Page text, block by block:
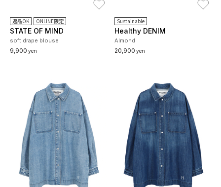
返品OK ONLINE限定
STATE OF MIND
soft drape blouse
9,900 yen
Sustainable
Healthy DENIM
Almond
20,900 yen